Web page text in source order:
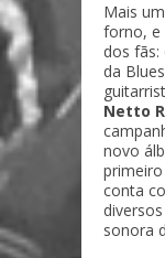
Mais
forno, e
dos fãs:
da
Netto
novo
conta
sonora